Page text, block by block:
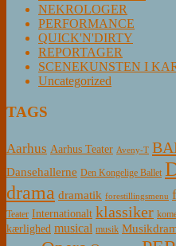
NEKROLOGER
PERFORMANCE
QUICK'N'DIRTY
REPORTAGER
SCENEKUNSTEN I
Uncategorized
TAGS
Aarhus Aarhus Teater Aveny-T
Dansehallerne Den Kongelige Ballet
drama dramatik forestillingsmenu
Teater Internationalt klassiker
kærlighed musical musik